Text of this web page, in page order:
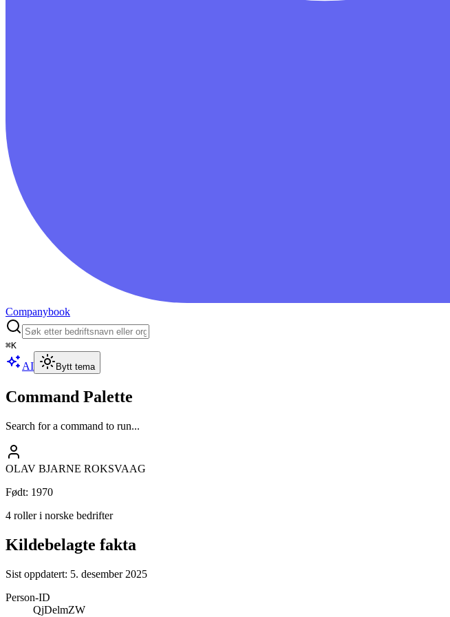
Companybook
⌘K
AI Bytt tema
Command Palette
Search for a command to run...
OLAV BJARNE ROKSVAAG
Født: 1970
4 roller i norske bedrifter
Kildebelagte fakta
Sist oppdatert: 5. desember 2025
Person-ID
QjDelmZW